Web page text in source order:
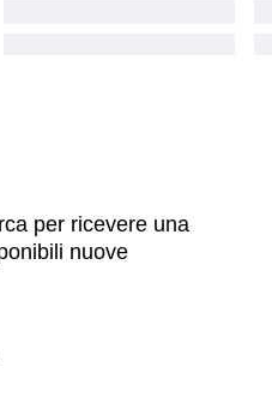
per ricevere una
nuove